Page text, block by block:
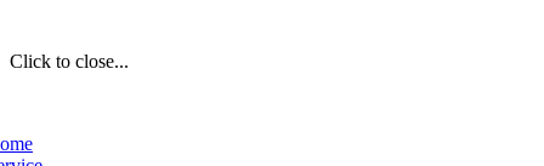
Click to close...